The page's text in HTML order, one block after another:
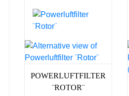
POWERLUFTFILTER
¨ROTOR¨